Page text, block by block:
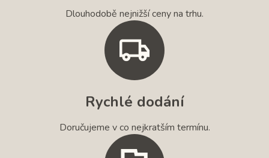
Dlouhodobě nejnižší ceny na trhu.
Rychlé dodání
Doručujeme v co nejkratším termínu.